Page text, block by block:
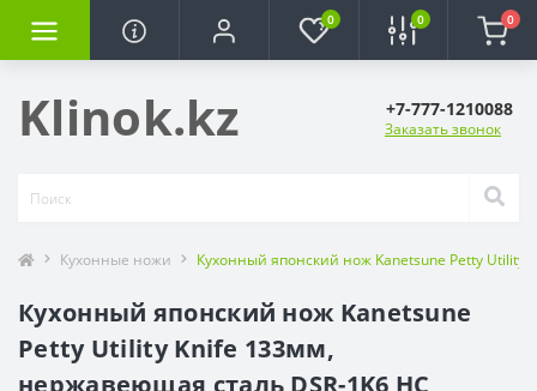
0 0 0
Klinok.kz +7-777-1210088
Заказать звонок
Кухонные ножи Кухонный японский нож Kanetsune Petty Utility
Кухонный японский нож Kanetsune
Petty Utility Knife 133мм,
нержавеющая сталь DSR-1K6 HC